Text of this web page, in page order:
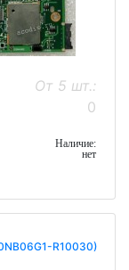
От 5 шт.:
0
Наличие:
нет
R10030)